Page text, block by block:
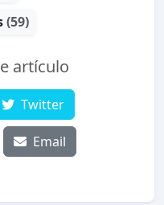
(59)
artículo
Twitter
Email